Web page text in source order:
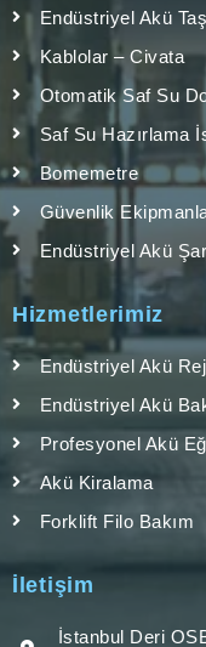
Endüstriyel Akü
Kablolar – Civata
Otomatik Saf Su
Saf Su Hazırlama
Bomemetre
Güvenlik
Endüstriyel Akü
Hizmetlerimiz
Endüstriyel Akü
Endüstriyel Akü
Profesyonel Akü
Akü Kiralama
Forklift Filo Bakım
İletişim
İstanbul Deri